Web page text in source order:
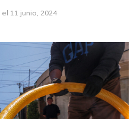
el 11 junio, 2024